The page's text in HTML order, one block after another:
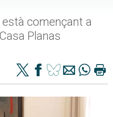
començant a
Planas